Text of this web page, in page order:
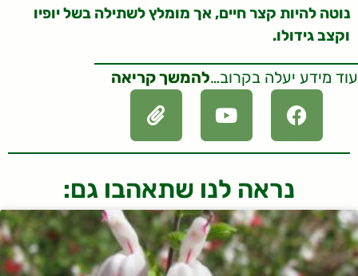
נוטה להיות קצר חיים, אך מומלץ לשתילה בשל יופיו
וקצב גידולו.
עוד מידע יעלה בקרוב…להמשך קריאה
נראה לנו שתאהבו גם: